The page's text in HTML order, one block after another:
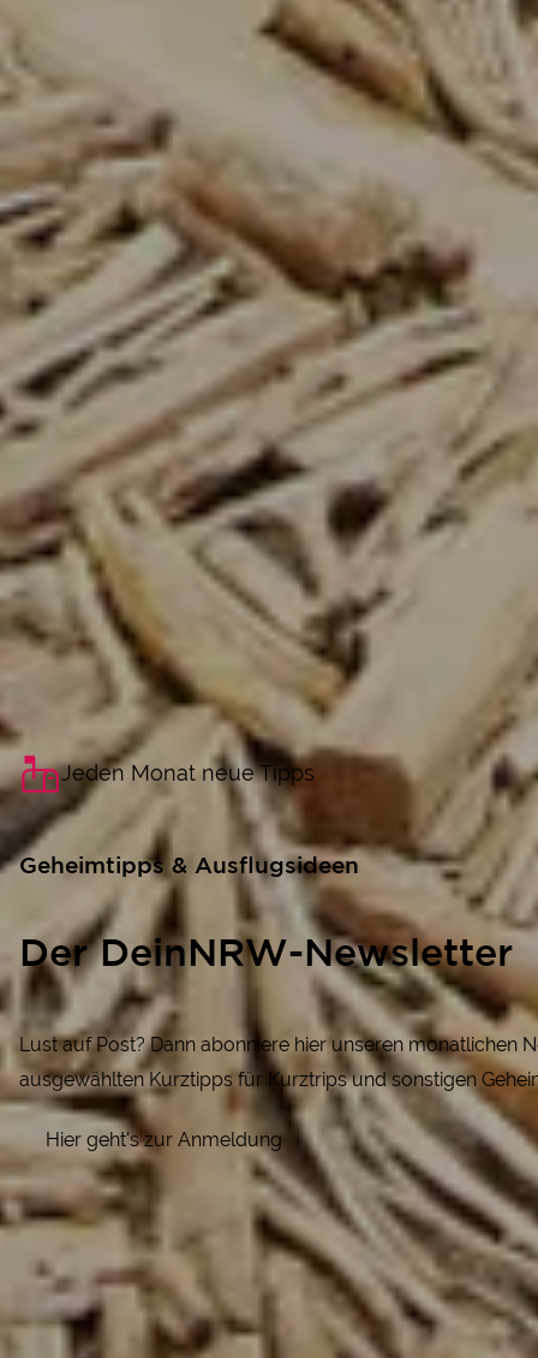
Jeden Monat neue Tipps
Geheimtipps & Ausflugsideen
Der DeinNRW-Newsletter
Lust auf Post? Dann abonniere hier unseren monatlichen
ausgewählten Kurztipps für Kurztrips und sonstigen
Hier geht's zur Anmeldung